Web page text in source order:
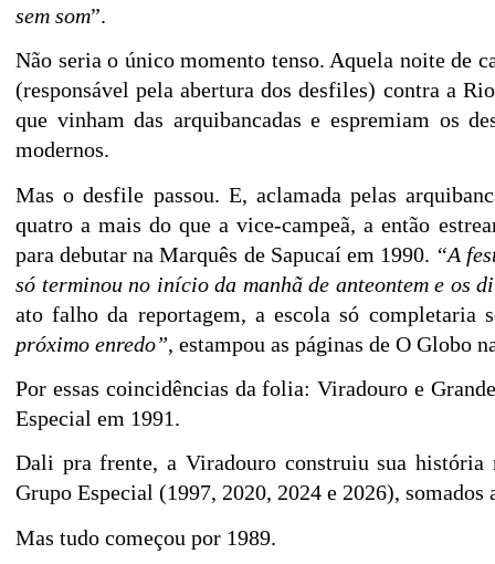
sem som”.
Não seria o único momento tenso. Aquela noite de
(responsável pela abertura dos desfiles) contra a
que vinham das arquibancadas e espremiam os
modernos.
Mas o desfile passou. E, aclamada pelas
quatro a mais do que a vice-campeã, a então
para debutar na Marquês de Sapucaí em 1990. “A
só terminou no início da manhã de anteontem e os
ato falho da reportagem, a escola só completaria
próximo enredo”, estampou as páginas de O Globo
Por essas coincidências da folia: Viradouro e
Especial em 1991.
Dali pra frente, a Viradouro construiu sua história
Grupo Especial (1997, 2020, 2024 e 2026), somados
Mas tudo começou por 1989.